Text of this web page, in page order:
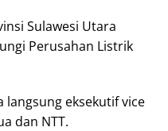
Sulawesi Utara
Perusahan Listrik
eksekutif vice
dan NTT.